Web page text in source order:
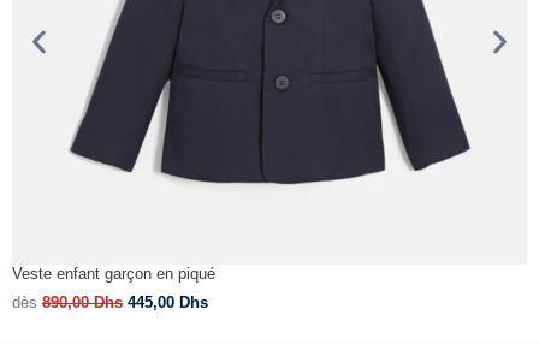
Veste enfant garçon en piqué
dès 890,00Dhs 445,00 Dhs